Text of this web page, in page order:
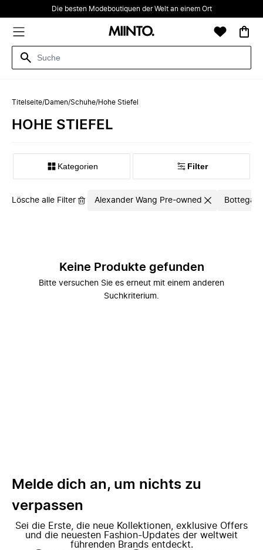
Die besten Modeboutiquen der Welt an einem Ort
Titelseite/Damen/Schuhe/Hohe Stiefel
HOHE STIEFEL
Kategorien Filter
Lösche alle Filter Alexander Wang Pre-owned Bottega
Keine Produkte gefunden
Bitte versuchen Sie es erneut mit einem anderen
Suchkriterium.
Melde dich an, um nichts zu
verpassen
Sei die Erste, die neue Kollektionen, exklusive Offers
und die neuesten Fashion-Updates der weltweit
führenden Brands entdeckt.